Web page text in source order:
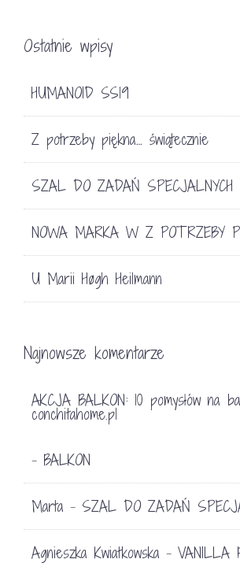
Ostatnie wpisy
HUMANOID SS19
Z potrzeby piękna… świątecznie
SZAL DO ZADAŃ SPECJALNYCH
NOWA MARKA W Z POTRZEBY
U Marii Høgh Heilmann
Najnowsze komentarze
AKCJA BALKON: 10 pomysłów na
conchitahome.pl
- BALKON
Marta - SZAL DO ZADAŃ
Agnieszka Kwiatkowska - VANILLA